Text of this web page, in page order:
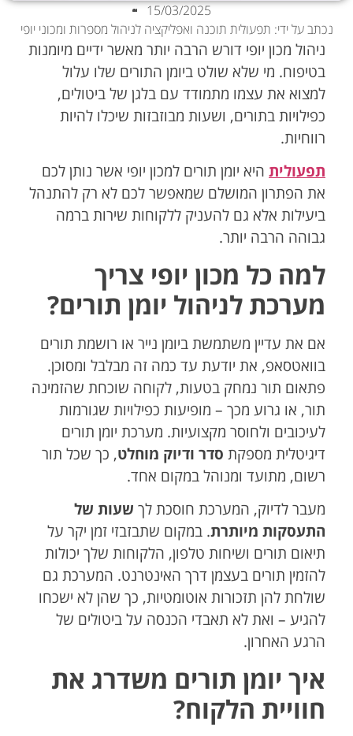
15/03/2025
נכתב על ידי: תפעולית תוכנה ואפליקציה לניהול מספרות ומכוני יופי
ניהול מכון יופי דורש הרבה יותר מאשר ידיים מיומנות
בטיפוח. מי שלא שולט ביומן התורים שלו עלול
למצוא את עצמו מתמודד עם בלגן של ביטולים,
כפילויות בתורים, ושעות מבוזבזות שיכלו להיות
רווחיות.
תפעולית היא יומן תורים למכון יופי אשר נותן לכם
את הפתרון המושלם שמאפשר לכם לא רק להתנהל
ביעילות אלא גם להעניק ללקוחות שירות ברמה
גבוהה הרבה יותר.
למה כל מכון יופי צריך
מערכת לניהול יומן תורים?
אם את עדיין משתמשת ביומן נייר או רושמת תורים
בוואטסאפ, את יודעת עד כמה זה מבלבל ומסוכן.
פתאום תור נמחק בטעות, לקוחה שוכחת שהזמינה
תור, או גרוע מכך – מופיעות כפילויות שגורמות
לעיכובים ולחוסר מקצועיות. מערכת יומן תורים
דיגיטלית מספקת סדר ודיוק מוחלט, כך שכל תור
רשום, מתועד ומנוהל במקום אחד.
מעבר לדיוק, המערכת חוסכת לך שעות של
התעסקות מיותרת. במקום שתבזבזי זמן יקר על
תיאום תורים ושיחות טלפון, הלקוחות שלך יכולות
להזמין תורים בעצמן דרך האינטרנט. המערכת גם
שולחת להן תזכורות אוטומטיות, כך שהן לא ישכחו
להגיע – ואת לא תאבדי הכנסה על ביטולים של
הרגע האחרון.
איך יומן תורים משדרג את
חוויית הלקוח?